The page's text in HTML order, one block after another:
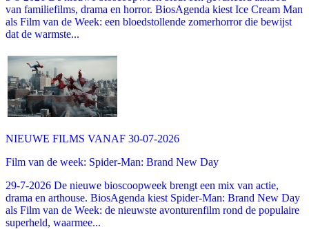
van familiefilms, drama en horror. BiosAgenda kiest Ice Cream Man
als Film van de Week: een bloedstollende zomerhorror die bewijst
dat de warmste...
NIEUWE FILMS VANAF 30-07-2026
Film van de week: Spider-Man: Brand New Day
29-7-2026 De nieuwe bioscoopweek brengt een mix van actie,
drama en arthouse. BiosAgenda kiest Spider-Man: Brand New Day
als Film van de Week: de nieuwste avonturenfilm rond de populaire
superheld, waarmee...